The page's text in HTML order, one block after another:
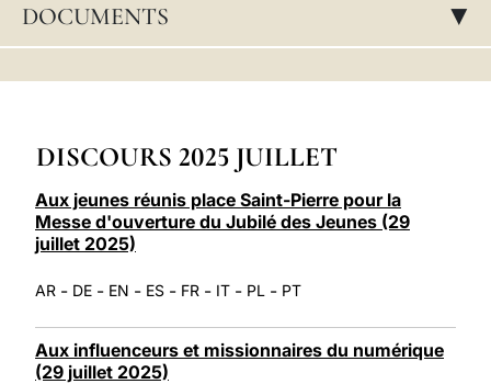
DOCUMENTS ▸
DISCOURS 2025 JUILLET
Aux jeunes réunis place Saint-Pierre pour la
Messe d'ouverture du Jubilé des Jeunes (29
juillet 2025)
AR - DE - EN - ES - FR - IT - PL - PT
Aux influenceurs et missionnaires du numérique
(29 juillet 2025)